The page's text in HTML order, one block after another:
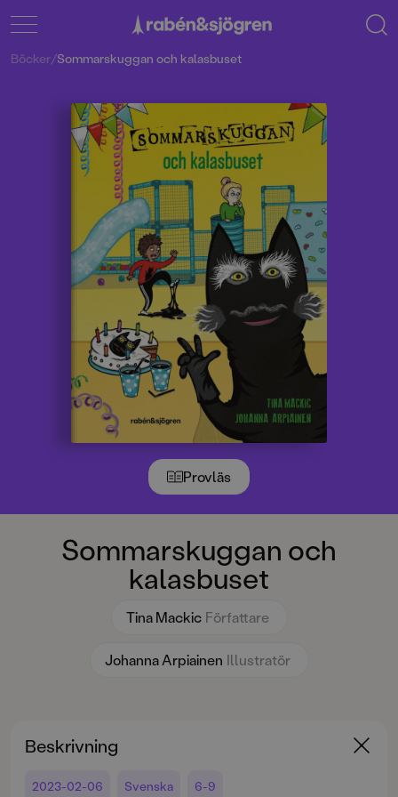
Provläs
Sommarskuggan och
kalasbuset
Tina Mackic Författare
Johanna Arpiainen Illustratör
Böcker/Sommarskuggan och kalasbuset
Beskrivning
2023-02-06 Svenska 6-9